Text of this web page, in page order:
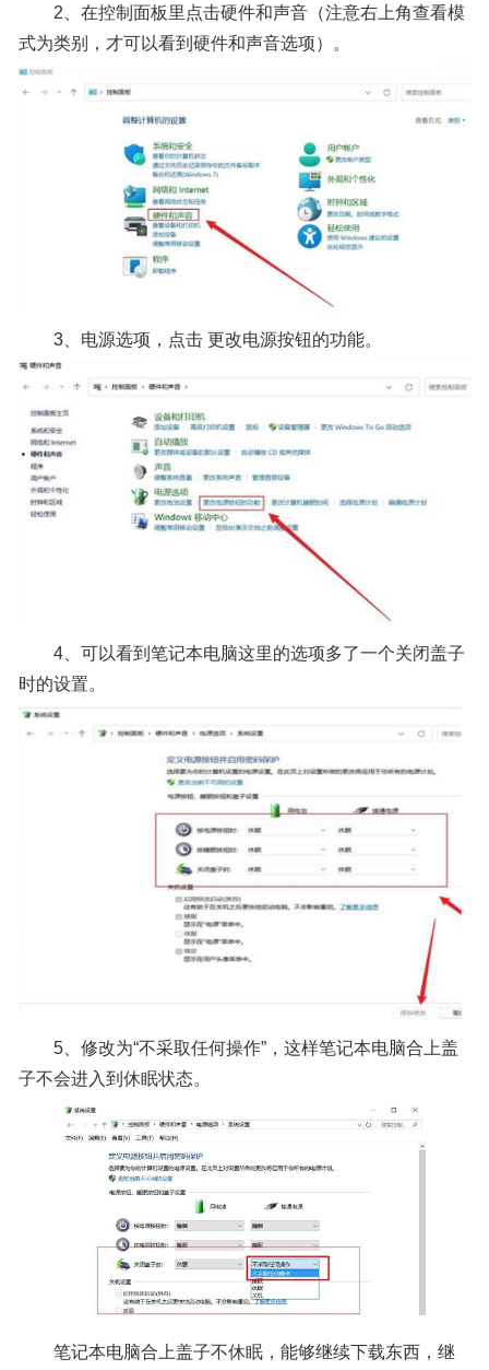
2、在控制面板里点击硬件和声音（注意右上角查看模
式为类别，才可以看到硬件和声音选项）。
3、电源选项，点击 更改电源按钮的功能。
4、可以看到笔记本电脑这里的选项多了一个关闭盖子
时的设置。
5、修改为“不采取任何操作”，这样笔记本电脑合上盖
子不会进入到休眠状态。
笔记本电脑合上盖子不休眠，能够继续下载东西，继